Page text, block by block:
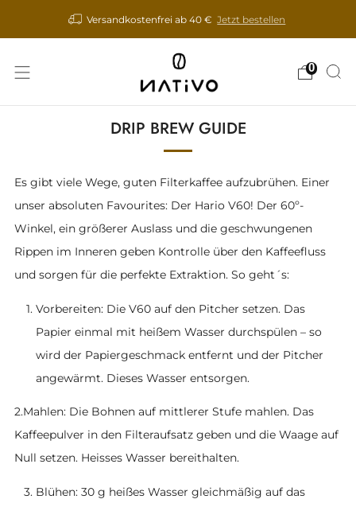
Versandkostenfrei ab 40 € Jetzt bestellen
0
DRIP BREW GUIDE
Es gibt viele Wege, guten Filterkaffee aufzubrühen. Einer
unser absoluten Favourites: Der Hario V60! Der 60º-
Winkel, ein größerer Auslass und die geschwungenen
Rippen im Inneren geben Kontrolle über den Kaffeefluss
und sorgen für die perfekte Extraktion. So geht´s:
Vorbereiten: Die V60 auf den Pitcher setzen. Das
Papier einmal mit heißem Wasser durchspülen – so
wird der Papiergeschmack entfernt und der Pitcher
angewärmt. Dieses Wasser entsorgen.
2.Mahlen: Die Bohnen auf mittlerer Stufe mahlen. Das
Kaffeepulver in den Filteraufsatz geben und die Waage auf
Null setzen. Heisses Wasser bereithalten.
Blühen: 30 g heißes Wasser gleichmäßig auf das